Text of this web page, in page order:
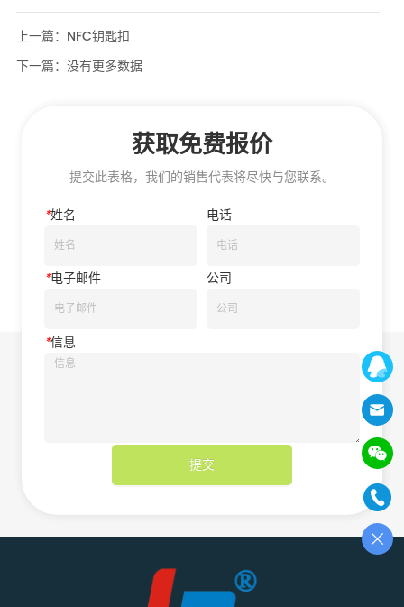
上一篇： NFC钥匙扣
下一篇：没有更多数据
获取免费报价
提交此表格，我们的销售代表将尽快与您联系。
*姓名 电话
*电子邮件 公司
*信息
提交